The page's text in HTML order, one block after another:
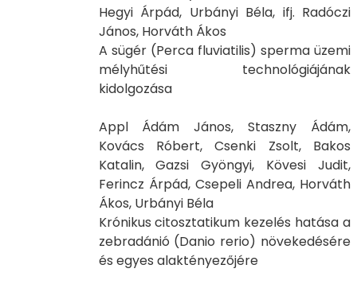
Hegyi Árpád, Urbányi Béla, ifj. Radóczi
János, Horváth Ákos
A sügér (Perca fluviatilis) sperma üzemi
mélyhűtési technológiájának
kidolgozása
Appl Ádám János, Staszny Ádám,
Kovács Róbert, Csenki Zsolt, Bakos
Katalin, Gazsi Gyöngyi, Kövesi Judit,
Ferincz Árpád, Csepeli Andrea, Horváth
Ákos, Urbányi Béla
Krónikus citosztatikum kezelés hatása a
zebradánió (Danio rerio) növekedésére
és egyes alaktényezőjére